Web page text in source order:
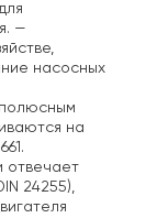
—
насосных
на
отвечает
24255),